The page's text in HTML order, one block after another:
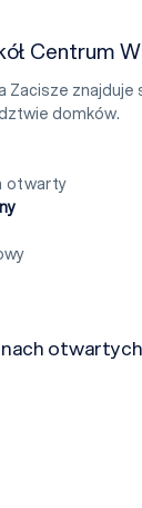
Centrum
Zacisze znajduje
domków.
otwarty
otwartych